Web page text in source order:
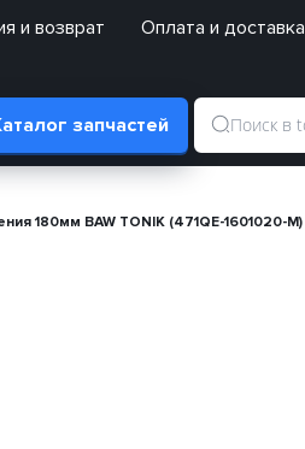
и возврат Оплата и доставка
запчастей
180мм BAW TONIK (471QE-1601020-M)